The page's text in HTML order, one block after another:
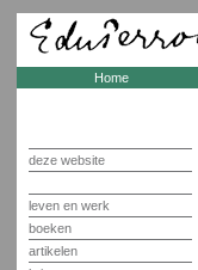
Home
deze website
leven en werk
boeken
artikelen